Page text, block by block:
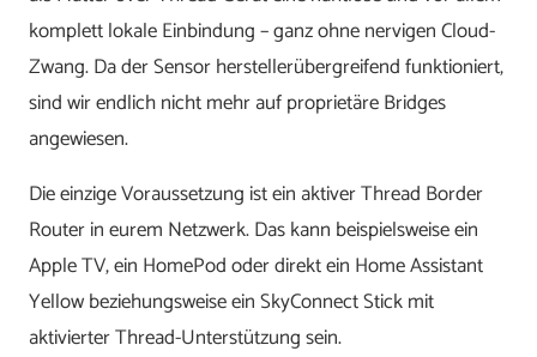
komplett lokale Einbindung – ganz ohne nervigen Cloud-
Zwang. Da der Sensor herstellerübergreifend funktioniert,
sind wir endlich nicht mehr auf proprietäre Bridges
angewiesen.
Die einzige Voraussetzung ist ein aktiver Thread Border
Router in eurem Netzwerk. Das kann beispielsweise ein
Apple TV, ein HomePod oder direkt ein Home Assistant
Yellow beziehungsweise ein SkyConnect Stick mit
aktivierter Thread-Unterstützung sein.